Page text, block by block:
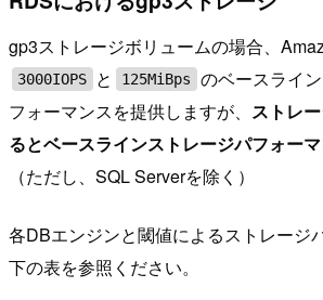
gp3ストレージボリュームの場合、
3000IOPS と 125MiBps
のベースライ
フォーマンスを提供しますが、 ストレ
るとベースラインストレージパフォーマ
（ただし、SQL Serverを除く）
各DBエンジンと閾値によるストレージ
下の表を参照ください。